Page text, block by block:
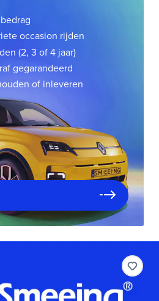
occasion rijden
(2, 3 of 4 jaar)
gegarandeerd
of inleveren